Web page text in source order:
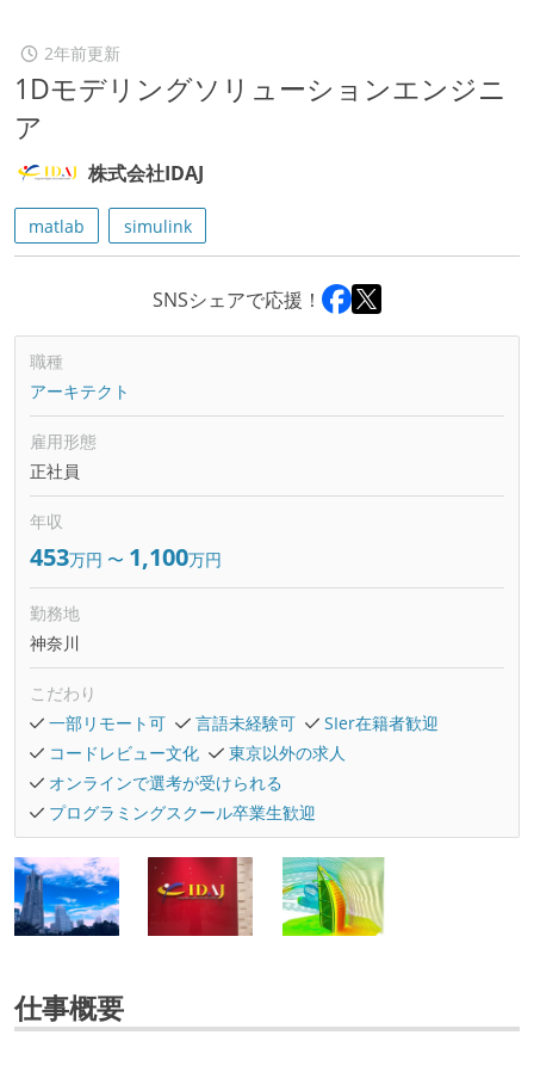
2年前更新
1Dモデリングソリューションエンジニ
ア
株式会社IDAJ
matlab simulink
SNSシェアで応援！
職種
アーキテクト
雇用形態
正社員
年収
453万円 〜 1,100万円
勤務地
神奈川
こだわり
一部リモート可
言語未経験可
SIer在籍者歓迎
コードレビュー文化
東京以外の求人
オンラインで選考が受けられる
プログラミングスクール卒業生歓迎
仕事概要